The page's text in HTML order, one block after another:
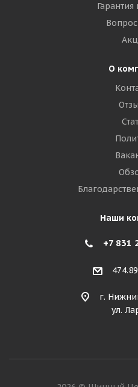
Гарантия
О
Наши
+7 831
г.
ул.